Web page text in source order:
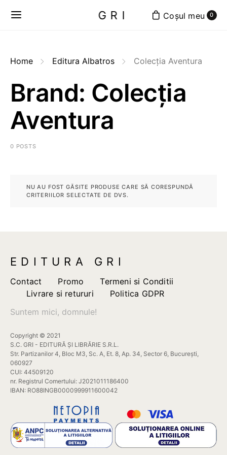
GRI 0
Home Editura Albatros Colecția Aventura
Brand: Colecția
Aventura
0 POSTS
NU AU FOST GĂSITE PRODUSE CARE SĂ CORESPUNDĂ
CRITERIILOR SELECTATE DE DVS.
EDITURA GRI
Contact Promo
Termeni si Conditii
Livrare si retururi
Politica GDPR
Suntem mici, domnule!
Copyright © 2021
S.C. GRI - EDITURĂ ȘI LIBRĂRIE S.R.L.
Str. Partizanilor 4, Bloc M3, Sc. A, Et. 8, Ap. 34, Sector 6, București,
060927
CUI: 44509120
nr. Registrul Comertului: J2021011186400
IBAN: RO88INGB0000999911600042